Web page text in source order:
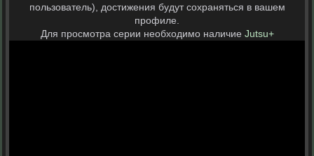
пользователь), достижения будут сохраняться в вашем
профиле.
Для просмотра серии необходимо наличие Jutsu+